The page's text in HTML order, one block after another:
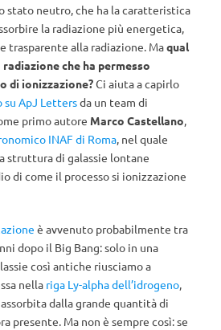
stato neutro, che ha la caratteristica
la radiazione più energetica,
trasparente alla radiazione. Maqual
che ha permesso
di ionizzazione?Ci aiuta a capirlo
ApJ Lettersda un team di
primo autore Marco Castellano,
INAF di Roma, nel quale
struttura di galassie lontane
di come il processo si ionizzazione
è avvenuto probabilmente tra
dopo il Big Bang: solo in una
così antiche riusciamo a
nella riga Ly-alpha dell’idrogeno,
dalla grande quantità di
presente. Ma non è sempre così: se